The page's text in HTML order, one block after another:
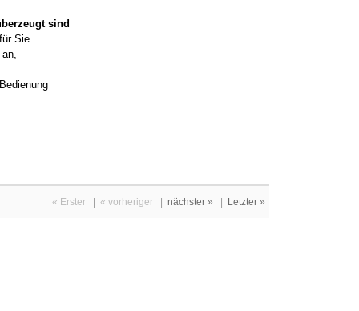
sind
Sie
an,
« Erster | « vorheriger | nächster » | Letzter »